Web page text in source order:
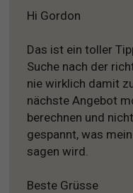
Hi Gordon
Das ist ein toller
Suche nach der
nie wirklich damit
nächste Angebot
berechnen und
gespannt, was
sagen wird.
Beste Grüsse